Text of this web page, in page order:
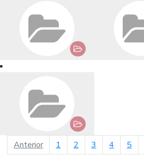
Anteriorpágina anterior
1 2 3 4 5